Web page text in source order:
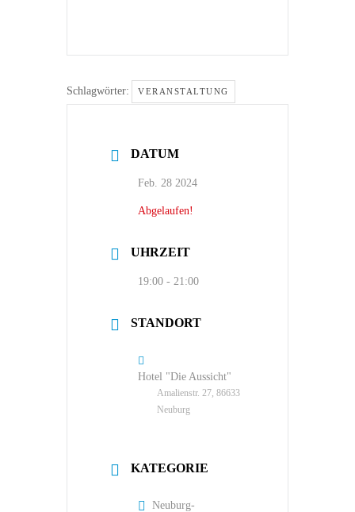
Schlagwörter: VERANSTALTUNG
DATUM
Feb. 28 2024
Abgelaufen!
UHRZEIT
19:00 - 21:00
STANDORT
Hotel "Die Aussicht"
Amalienstr. 27, 86633
Neuburg
KATEGORIE
Neuburg-